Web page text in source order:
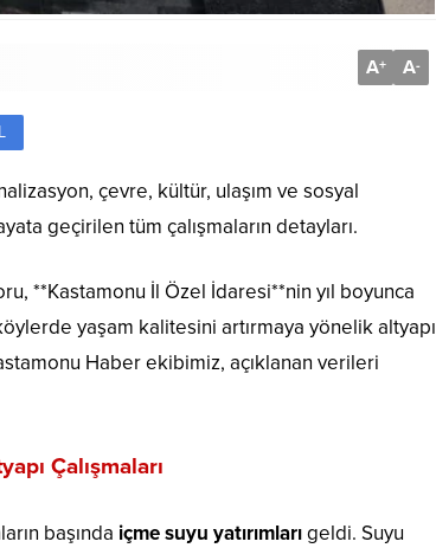
A+ A-
çevre, kültür, ulaşım ve sosyal
geçirilen tüm çalışmaların detayları.
**Kastamonu İl Özel İdaresi**nin yıl boyunca
yaşam kalitesini artırmaya yönelik altyapı
Haber ekibimiz, açıklanan verileri
Çalışmaları
başında içme suyu yatırımlarıgeldi. Suyu